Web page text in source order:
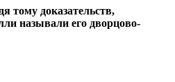
тому доказательств,
называли его дворцово-